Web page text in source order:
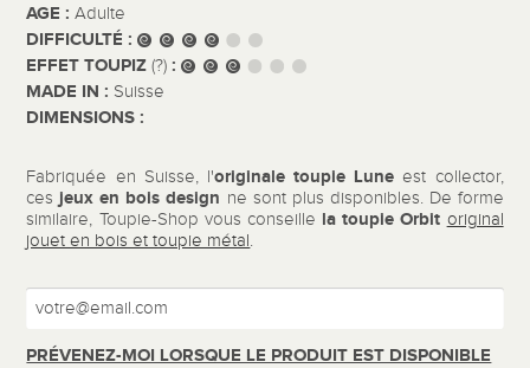
AGE :Adulte
DIFFICULTÉ :
EFFET TOUPIZ(?) :
MADE IN : Suisse
DIMENSIONS :
Fabriquée en Suisse, l'originale toupie Lune est collector,
ces jeux en bois design ne sont plus disponibles. De forme
similaire, Toupie-Shop vous conseille la toupie Orbit original
jouet en bois et toupie métal.
PRÉVENEZ-MOI LORSQUE LE PRODUIT EST DISPONIBLE